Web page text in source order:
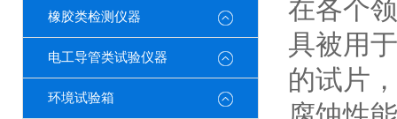
橡胶类检测仪器
电工导管类试验仪器
环境试验箱
在各个
具被用
的试片